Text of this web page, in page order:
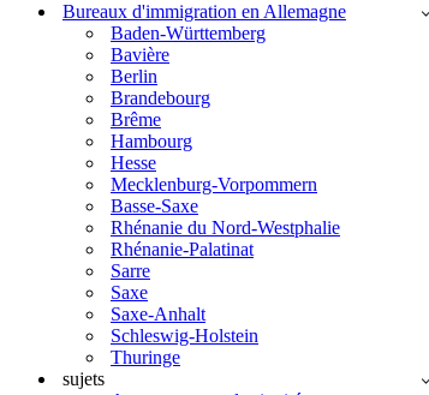
Bureaux d'immigration en Allemagne
Baden-Württemberg
Bavière
Berlin
Brandebourg
Brême
Hambourg
Hesse
Mecklenburg-Vorpommern
Basse-Saxe
Rhénanie du Nord-Westphalie
Rhénanie-Palatinat
Sarre
Saxe
Saxe-Anhalt
Schleswig-Holstein
Thuringe
sujets